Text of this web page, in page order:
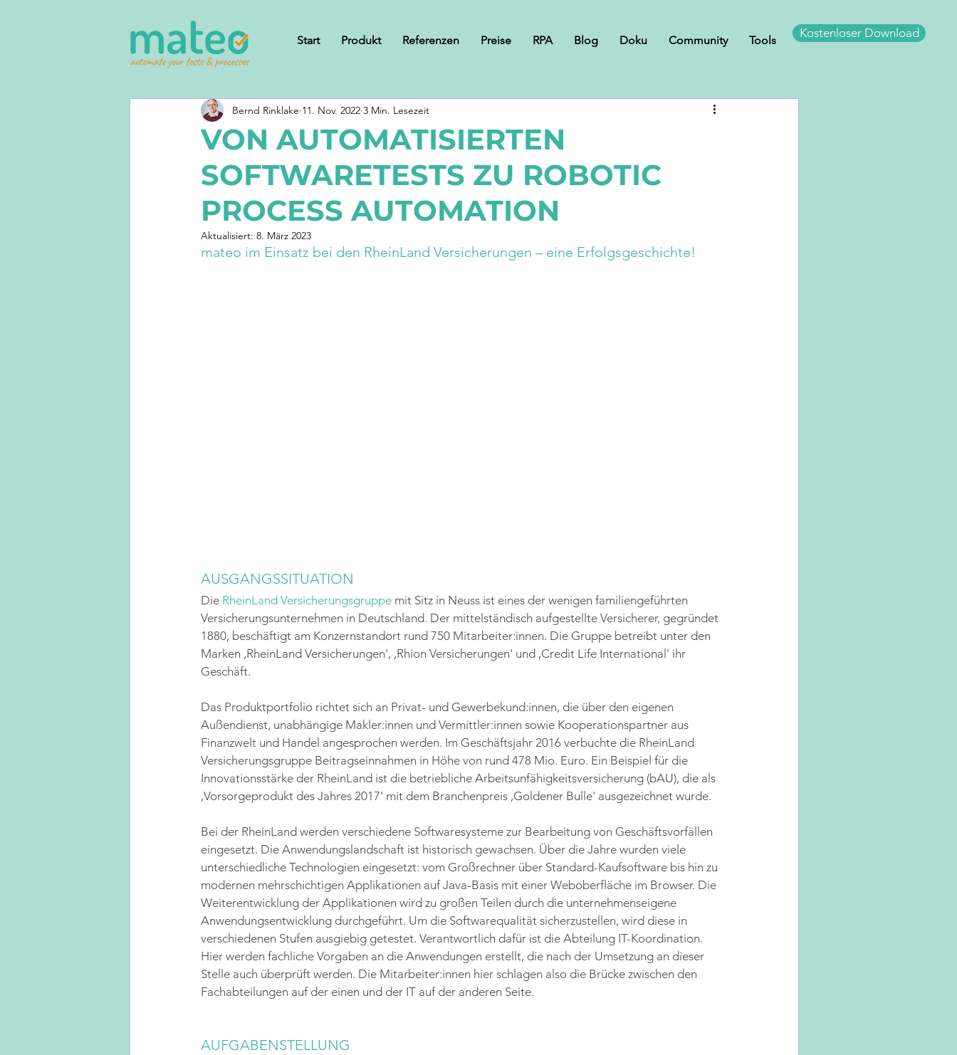
Start Produkt Referenzen Preise RPA Blog Doku Community Tools
Kostenloser Download
VON AUTOMATISIERTEN
SOFTWARETESTS ZU ROBOTIC
PROCESS AUTOMATION
Bernd Rinklake 11. Nov. 2022 3 Min. Lesezeit
Aktualisiert: 8. März 2023
mateo im Einsatz bei den RheinLand Versicherungen – eine Erfolgsgeschichte!
AUSGANGSSITUATION
Die RheinLand Versicherungsgruppe mit Sitz in Neuss ist eines der wenigen familiengeführten
Versicherungsunternehmen in Deutschland. Der mittelständisch aufgestellte Versicherer, gegründet
1880, beschäftigt am Konzernstandort rund 750 Mitarbeiter:innen. Die Gruppe betreibt unter den
Marken ,RheinLand Versicherungen', ,Rhion Versicherungen' und ,Credit Life International' ihr
Geschäft.
Das Produktportfolio richtet sich an Privat- und Gewerbekund:innen, die über den eigenen
Außendienst, unabhängige Makler:innen und Vermittler:innen sowie Kooperationspartner aus
Finanzwelt und Handel angesprochen werden. Im Geschäftsjahr 2016 verbuchte die RheinLand
Versicherungsgruppe Beitragseinnahmen in Höhe von rund 478 Mio. Euro. Ein Beispiel für die
Innovationsstärke der RheinLand ist die betriebliche Arbeitsunfähigkeitsversicherung (bAU), die als
,Vorsorgeprodukt des Jahres 2017' mit dem Branchenpreis ,Goldener Bulle' ausgezeichnet wurde.
Bei der RheinLand werden verschiedene Softwaresysteme zur Bearbeitung von Geschäftsvorfällen
eingesetzt. Die Anwendungslandschaft ist historisch gewachsen. Über die Jahre wurden viele
unterschiedliche Technologien eingesetzt: vom Großrechner über Standard-Kaufsoftware bis hin zu
modernen mehrschichtigen Applikationen auf Java-Basis mit einer Weboberfläche im Browser. Die
Weiterentwicklung der Applikationen wird zu großen Teilen durch die unternehmenseigene
Anwendungsentwicklung durchgeführt. Um die Softwarequalität sicherzustellen, wird diese in
verschiedenen Stufen ausgiebig getestet. Verantwortlich dafür ist die Abteilung IT-Koordination.
Hier werden fachliche Vorgaben an die Anwendungen erstellt, die nach der Umsetzung an dieser
Stelle auch überprüft werden. Die Mitarbeiter:innen hier schlagen also die Brücke zwischen den
Fachabteilungen auf der einen und der IT auf der anderen Seite.
AUFGABENSTELLUNG